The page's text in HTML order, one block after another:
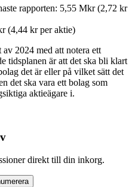
rapporten: 5,55 Mkr (2,72 kr
(4,44 kr per aktie)
2024 med att notera ett
tidsplanen är att det ska bli klart
det är eller på vilket sätt det
det ska vara ett bolag som
aktieägare i.
direkt till din inkorg.